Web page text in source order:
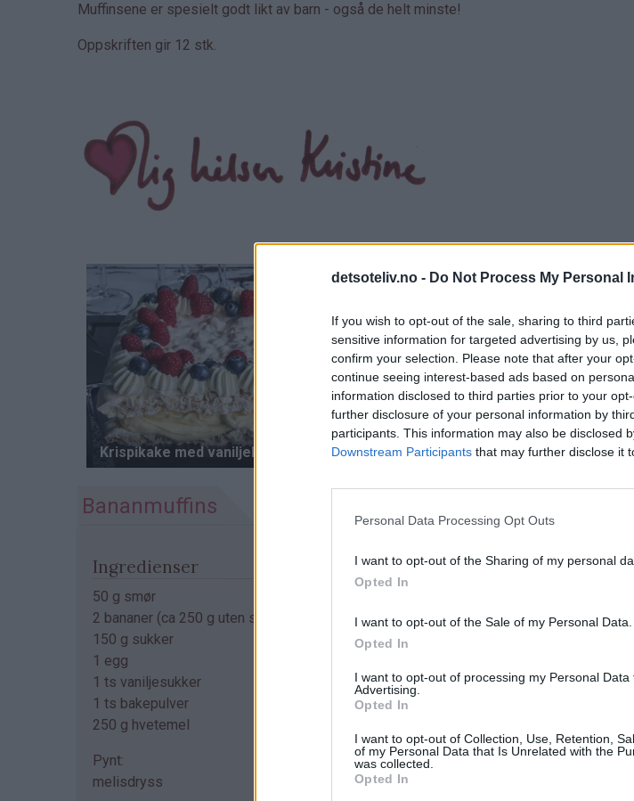
detsoteliv.no - Do Not Process My Personal
If you wish to opt-out of the sale, sharing to third
sensitive information for targeted advertising by us,
confirm your selection. Please note that after your
continue seeing interest-based ads based on
information disclosed to third parties prior to your
further disclosure of your personal information by
participants. This information may also be disclosed
Downstream Participants that may further disclose it
Personal Data Processing Opt Outs
I want to opt-out of the Sharing of my personal
Opted In
I want to opt-out of the Sale of my Personal Data.
Opted In
I want to opt-out of processing my Personal Data
Advertising.
Opted In
I want to opt-out of Collection, Use, Retention,
of my Personal Data that Is Unrelated with the
was collected.
Opted In
Muffinsene er spesielt godt likt av barn - også de helt minste!
Oppskriften gir 12 stk.
Bananmuffins
Ingredienser
50 g smør
2 bananer (ca 250 g uten skall)
150 g sukker
1 egg
1 ts vaniljesukker
1 ts bakepulver
250 g hvetemel
Pynt:
melisdryss